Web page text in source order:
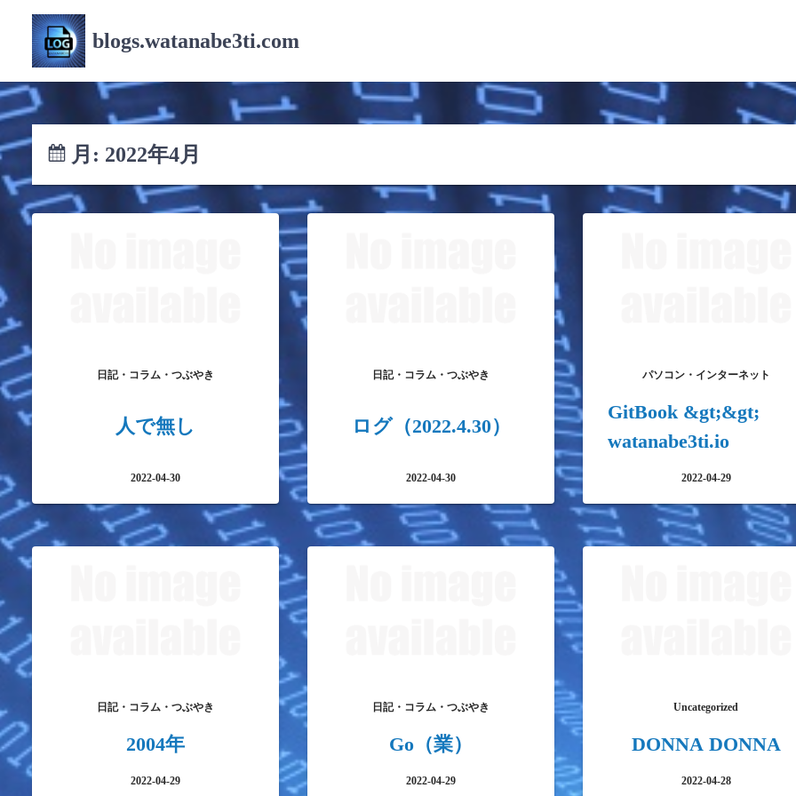
ツ
へ
キ
ッ
プ
blogs.watanabe3ti.com
月: 2022年4月
日記・コラム・つぶやき
人で無し
2022-04-30
日記・コラム・つぶやき
ログ（2022.4.30）
2022-04-30
パソコン・インターネット
GitBook &gt;&gt;
watanabe3ti.io
2022-04-29
日記・コラム・つぶやき
2004年
2022-04-29
日記・コラム・つぶやき
Go（業）
2022-04-29
Uncategorized
DONNA DONNA
2022-04-28